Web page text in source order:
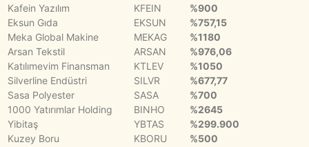
Kafein Yazılım
KFEIN
%900
Eksun Gıda
EKSUN
%757,15
Meka Global Makine
MEKAG
%1180
Arsan Tekstil
ARSAN
%976,06
Katılımevim Finansman
KTLEV
%1050
Silverline Endüstri
SILVR
%677,77
Sasa Polyester
SASA
%700
1000 Yatırımlar Holding
BINHO
%2645
Yibitaş
YBTAS
%299.900
Kuzey Boru
KBORU
%500